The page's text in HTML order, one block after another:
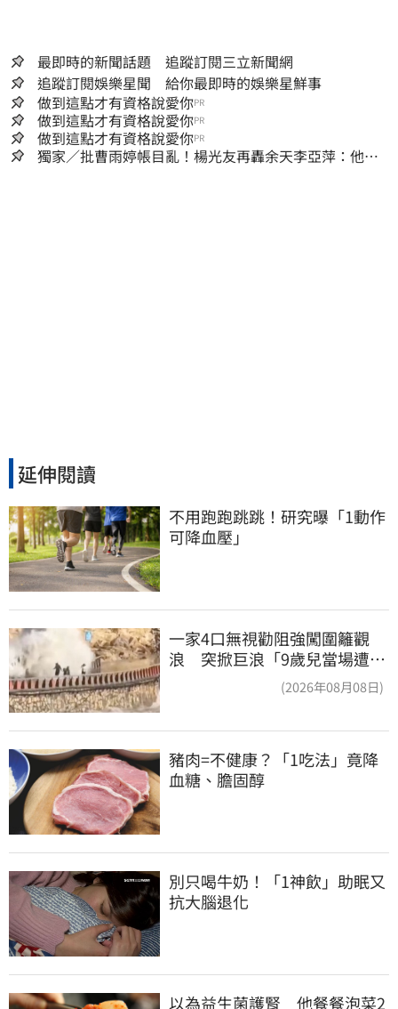
最即時的新聞話題 追蹤訂閱三立新聞網
追蹤訂閱娛樂星聞 給你最即時的娛樂星鮮事
做到這點才有資格說愛你PR
做到這點才有資格說愛你PR
做到這點才有資格說愛你PR
獨家／批曹雨婷帳目亂！楊光友再轟余天李亞萍：他們
延伸閱讀
不用跑跑跳跳！研究曝「1動作
可降血壓」
一家4口無視勸阻強闖圍籬觀
浪 突掀巨浪「9歲兒當場遭捲
(2026年08月08日)
豬肉=不健康？「1吃法」竟降
血糖、膽固醇
別只喝牛奶！「1神飲」助眠又
抗大腦退化
以為益生菌護腎　他餐餐泡菜2